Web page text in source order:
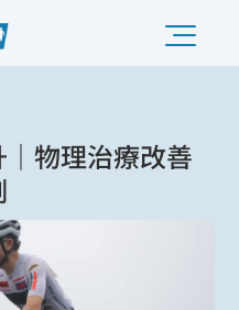
物理治療改善